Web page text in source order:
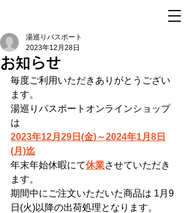
お知らせ
湯巡りパスポート
2023年12月28日
毎度ご利用いただきありがとうござい
ます。
湯巡りパスポートオンラインショップ
は
2023年12月29日(金)～2024年1月8日
(月)迄
年末年始休暇にて休業させていただき
ます。
期間中にご注文いただいた商品は 1月9
日(火)以降の出荷処理となります。